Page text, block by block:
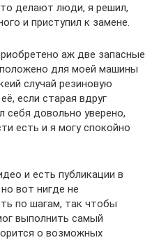
делают люди, я решил,
и приступил к замене.
аж две запасные
для моей машины
случай резиновую
если старая вдруг
себя довольно уверено,
есть и я могу спокойно
и есть публикации в
вот нигде не
по шагам, так чтобы
выполнить самый
о возможных